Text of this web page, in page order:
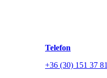
Telefon
+36 (30) 151 37 81